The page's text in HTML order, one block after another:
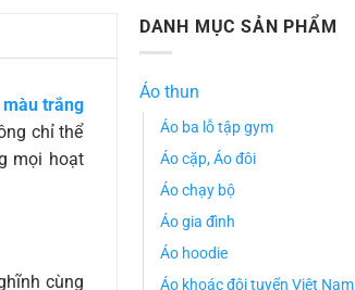
trắng
chỉ thể
mọi hoạt
cùng
DANH MỤC SẢN PHẨM
Áo thun
Áo ba lỗ tập gym
Áo cặp, Áo đôi
Áo chạy bộ
Áo gia đình
Áo hoodie
Áo khoác đội tuyển Việt Nam